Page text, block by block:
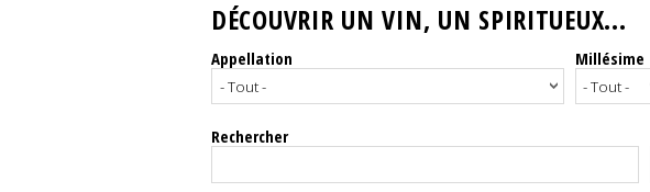
DÉCOUVRIR UN VIN, UN SPIRITUEUX...
Appellation Millésime
Rechercher